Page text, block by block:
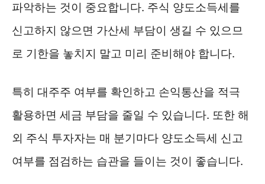
파악하는 것이 중요합니다. 주식 양도소득세를
신고하지 않으면 가산세 부담이 생길 수 있으므
로 기한을 놓치지 말고 미리 준비해야 합니다.
특히 대주주 여부를 확인하고 손익통산을 적극
활용하면 세금 부담을 줄일 수 있습니다. 또한 해
외 주식 투자자는 매 분기마다 양도소득세 신고
여부를 점검하는 습관을 들이는 것이 좋습니다.